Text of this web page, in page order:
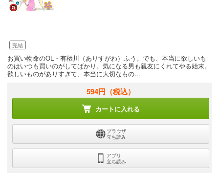
完結
お買い物命のOL・有栖川（ありすがわ）ふう。でも、本当に欲しいも
のはいつも買いのがしてばかり。気になる男も親友にくれてやる始末。
欲しいものがありすぎて、本当に大切なもの...
594円 （税込）
カートに入れる
ブラウザ
立ち読み
アプリ
立ち読み